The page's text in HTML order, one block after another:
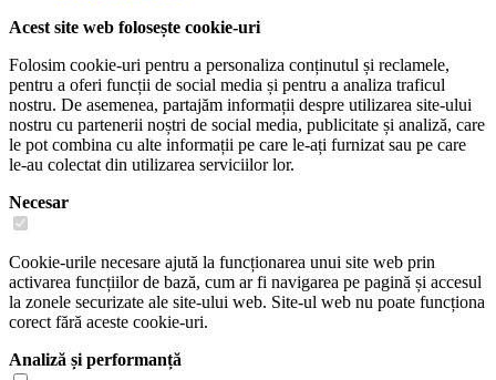
Acest site web folosește cookie-uri
Folosim cookie-uri pentru a personaliza conținutul și reclamele,
pentru a oferi funcții de social media și pentru a analiza traficul
nostru. De asemenea, partajăm informații despre utilizarea site-ului
nostru cu partenerii noștri de social media, publicitate și analiză, care
le pot combina cu alte informații pe care le-ați furnizat sau pe care
le-au colectat din utilizarea serviciilor lor.
Necesar
Cookie-urile necesare ajută la funcționarea unui site web prin
activarea funcțiilor de bază, cum ar fi navigarea pe pagină și accesul
la zonele securizate ale site-ului web. Site-ul web nu poate funcționa
corect fără aceste cookie-uri.
Analiză și performanță